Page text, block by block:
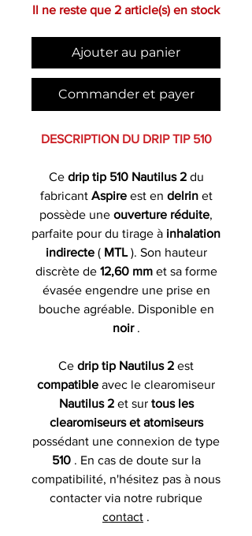
Il ne reste que 2 article(s) en stock
Ajouter au panier
Commander et payer
DESCRIPTION DU DRIP TIP 510
Ce drip tip 510 Nautilus 2du
fabricant Aspireest en delrinet
possède une ouverture réduite,
parfaite pour du tirage à inhalation
indirecte( MTL). Son hauteur
discrète de 12,60 mm et sa forme
évasée engendre une prise en
bouche agréable. Disponible en
noir .
Ce drip tip Nautilus 2 est
compatible avec le clearomiseur
Nautilus 2et sur tous les
clearomiseurs et atomiseurs
possédant une connexion de type
510 . En cas de doute sur la
compatibilité, n'hésitez pas à nous
contacter via notre rubrique
contact .